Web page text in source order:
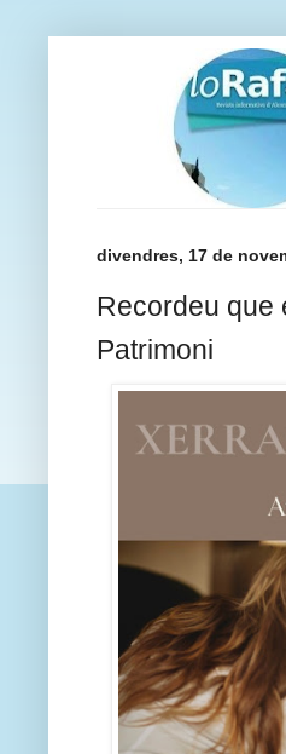
divendres, 17 de
Recordeu que
Patrimoni